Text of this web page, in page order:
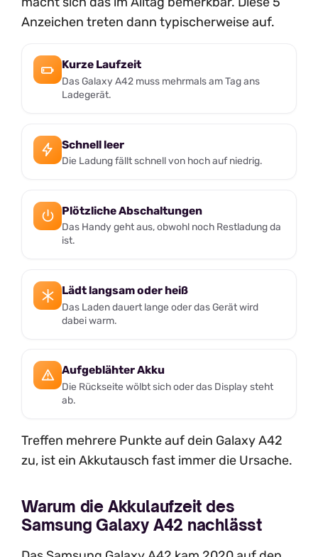
Anzeichen treten dann typischerweise auf.
Kurze Laufzeit
Das Galaxy A42 muss mehrmals am Tag ans
Ladegerät.
Schnell leer
Die Ladung fällt schnell von hoch auf niedrig.
Plötzliche Abschaltungen
Das Handy geht aus, obwohl noch Restladung da
ist.
Lädt langsam oder heiß
Das Laden dauert lange oder das Gerät wird
dabei warm.
Aufgeblähter Akku
Die Rückseite wölbt sich oder das Display steht
ab.
Treffen mehrere Punkte auf dein Galaxy A42
zu, ist ein Akkutausch fast immer die Ursache.
Warum die Akkulaufzeit des
Samsung Galaxy A42 nachlässt